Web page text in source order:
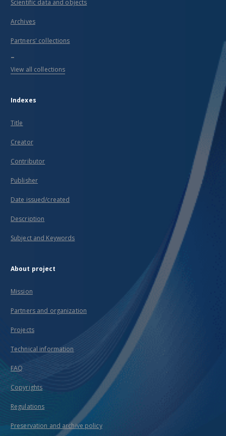
Scientific data and objects
Archives
Partners' collections
...
View all collections
Indexes
Title
Creator
Contributor
Publisher
Date issued/created
Description
Subject and Keywords
About project
Mission
Partners and organization
Projects
Technical information
FAQ
Copyrights
Regulations
Preservation and archive policy